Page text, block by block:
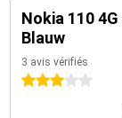
Nokia 110
Blauw
3 avis vérifiés
3 étoiles